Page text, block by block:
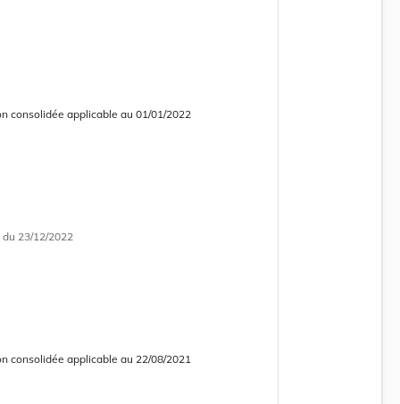
consolidée obsolète
consolidée applicable au 01/01/2022
du 23/12/2022
consolidée obsolète
consolidée applicable au 22/08/2021